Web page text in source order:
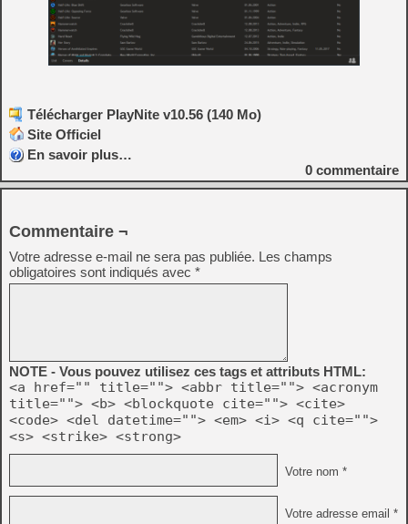
Télécharger PlayNite v10.56 (140 Mo)
Site Officiel
En savoir plus…
0 commentaire
Commentaire ¬
Votre adresse e-mail ne sera pas publiée. Les champs
obligatoires sont indiqués avec *
NOTE - Vous pouvez utilisez ces tags et attributs HTML:
<a href="" title=""> <abbr title=""> <acronym
title=""> <b> <blockquote cite=""> <cite>
<code> <del datetime=""> <em> <i> <q cite="">
<s> <strike> <strong>
Votre nom *
Votre adresse email *